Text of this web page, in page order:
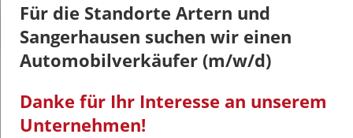
Für die Standorte Artern und
Sangerhausen suchen wir einen
Automobilverkäufer (m/w/d)
Danke für Ihr Interesse an unserem
Unternehmen!